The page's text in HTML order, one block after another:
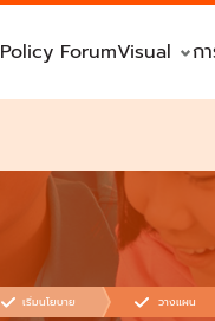
Policy ForumVisual ก
เริ่มนโยบาย วางแผน